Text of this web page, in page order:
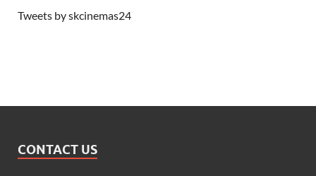
Tweets by skcinemas24
CONTACT US